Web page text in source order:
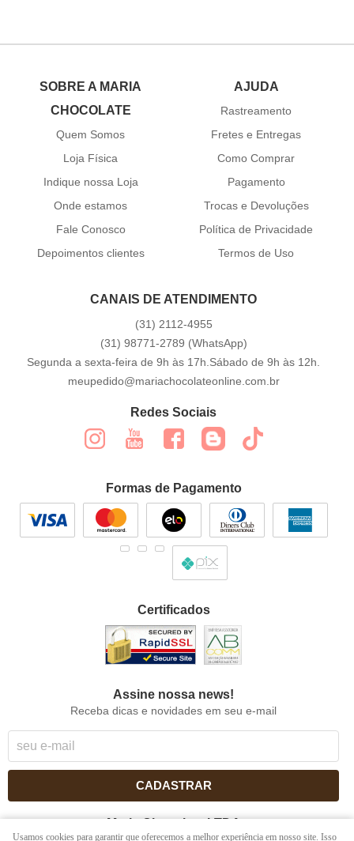
SOBRE A MARIA
CHOCOLATE
Quem Somos
Loja Física
Indique nossa Loja
Onde estamos
Fale Conosco
Depoimentos clientes
AJUDA
Rastreamento
Fretes e Entregas
Como Comprar
Pagamento
Trocas e Devoluções
Política de Privacidade
Termos de Uso
CANAIS DE ATENDIMENTO
(31) 2112-4955
(31) 98771-2789 (WhatsApp)
Segunda a sexta-feira de 9h às 17h.Sábado de 9h às 12h.
meupedido@mariachocolateonline.com.br
Redes Sociais
Formas de Pagamento
Certificados
Assine nossa news!
Receba dicas e novidades em seu e-mail
CADASTRAR
Maria Chocolate LTDA
Usamos cookies para garantir que oferecemos a melhor experiência em nosso site. Isso